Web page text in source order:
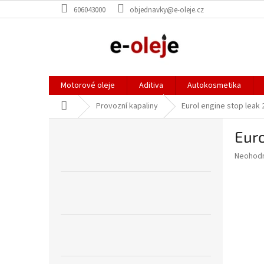
na
606043000 objednavky@e-oleje.cz
Motorové oleje Aditiva Autokosmetika
Domů Provozní kapaliny Eurol engine stop leak